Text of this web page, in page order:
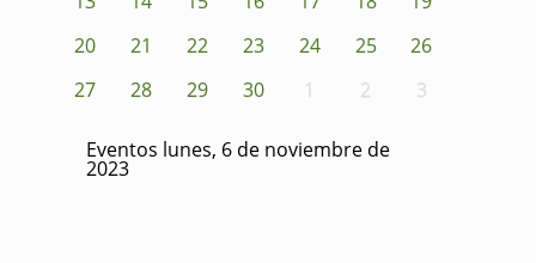
20
21 22 23 24 25
26
27
28 29 30 1 2 3
Eventos lunes, 6 de noviembre de
2023